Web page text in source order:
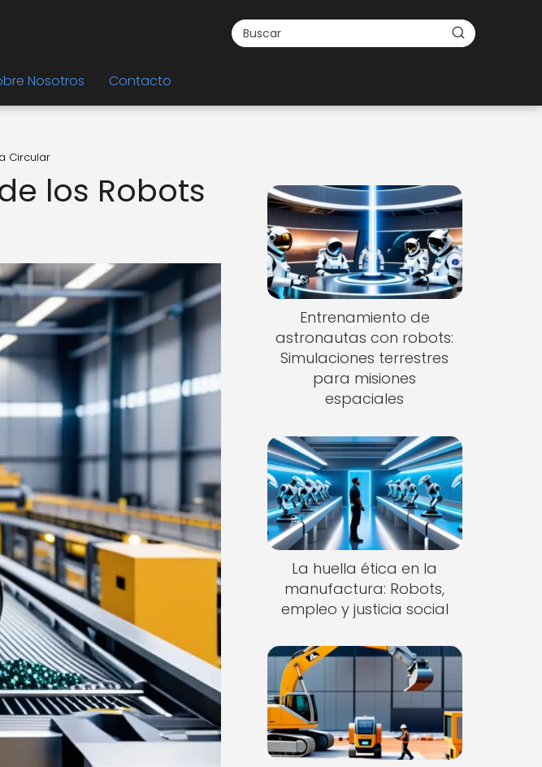
Nosotros Contacto
Circular
los Robots
Entrenamiento de
astronautas con robots:
Simulaciones terrestres
para misiones
espaciales
La huella ética en la
manufactura: Robots,
empleo y justicia social